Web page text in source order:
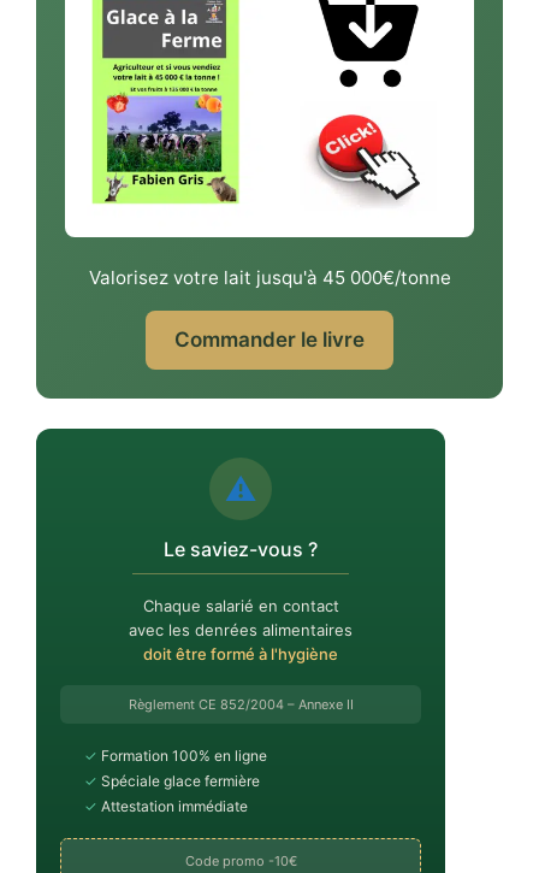
Valorisez votre lait jusqu'à 45 000€/tonne
Commander le livre
⚠️
Le saviez-vous ?
Chaque salarié en contact
avec les denrées alimentaires
doit être formé à l'hygiène
Règlement CE 852/2004 – Annexe II
✓ Formation 100% en ligne
✓ Spéciale glace fermière
✓ Attestation immédiate
Code promo -10€